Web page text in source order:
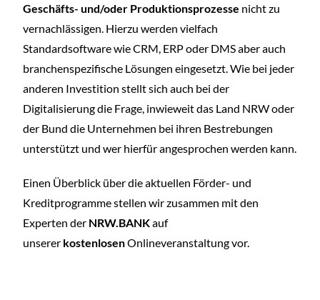
Geschäfts- und/oder Produktionsprozesse nicht zu
vernachlässigen. Hierzu werden vielfach
Standardsoftware wie CRM, ERP oder DMS aber auch
branchenspezifische Lösungen eingesetzt. Wie bei jeder
anderen Investition stellt sich auch bei der
Digitalisierung die Frage, inwieweit das Land NRW oder
der Bund die Unternehmen bei ihren Bestrebungen
unterstützt und wer hierfür angesprochen werden kann.
Einen Überblick über die aktuellen Förder- und
Kreditprogramme stellen wir zusammen mit den
Experten der NRW.BANKauf
unserer kostenlosenOnlineveranstaltung vor.